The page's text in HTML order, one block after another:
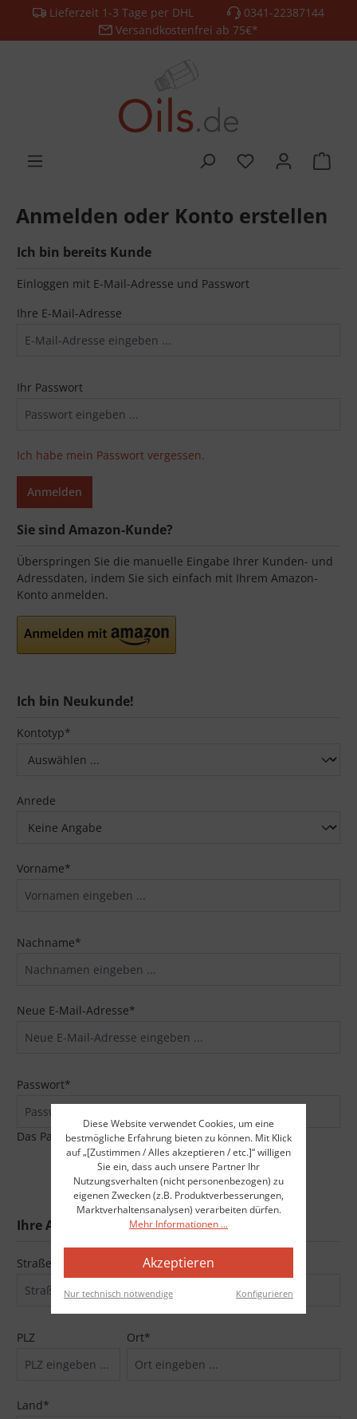
springenLieferzeit 1-3 Tage per DHL
0341-22387144
Versandkostenfrei ab 75€*
Anmelden oder Konto erstellen
Ich bin bereits Kunde
Einloggen mit E-Mail-Adresse und Passwort
Ihre E-Mail-Adresse
Ihr Passwort
Ich habe mein Passwort vergessen.
Anmelden
Sie sind Amazon-Kunde?
Überspringen Sie die manuelle Eingabe Ihrer Kunden- und
Adressdaten, indem Sie sich einfach mit Ihrem Amazon-
Konto anmelden.
Ich bin Neukunde!
Persönliche Informationen
Kontotyp*
Anrede
Vorname*
Nachname*
Neue E-Mail-Adresse*
Passwort*
Das Passwort muss mindestens 8 Zeichen lang sein.
Ihre Adresse
Straße und Hausnummer*
PLZ Ort*
Land*
Diese Website verwendet Cookies, um eine
bestmögliche Erfahrung bieten zu können. Mit Klick
auf „[Zustimmen / Alles akzeptieren / etc.]“ willigen
Sie ein, dass auch unsere Partner Ihr
Nutzungsverhalten (nicht personenbezogen) zu
eigenen Zwecken (z.B. Produktverbesserungen,
Marktverhaltensanalysen) verarbeiten dürfen.
Mehr Informationen ...
Akzeptieren
Nur technisch notwendige Konfigurieren